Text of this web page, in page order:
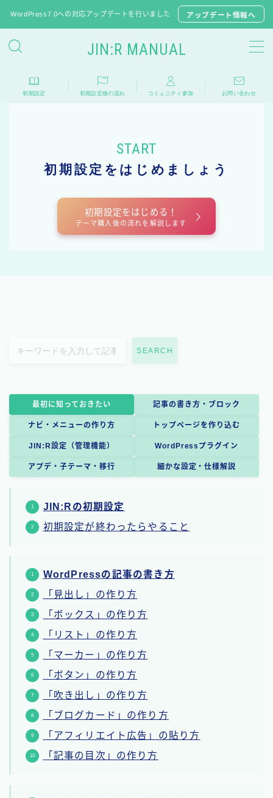
WordPress7.0への対応アップデートを行いました アップデート情報へ
JIN:R MANUAL
JIN:Rの初期設定
子テーマのダウンロード
相談フォーラム
初期設定 初期設定後の流れ コミュニティ参加 お問い合わせ
START
初期設定をはじめましょう
初期設定をはじめる！
テーマ購入後の流れを解説します
SEARCH
最初に知っておきたい 記事の書き方・ブロック
ナビ・メニューの作り方 トップページを作り込む
JIN:R設定（管理機能） WordPressプラグイン
アプデ・子テーマ・移行 細かな設定・仕様解説
JIN:Rの初期設定
初期設定が終わったらやること
WordPressの記事の書き方
「見出し」の作り方
「ボックス」の作り方
「リスト」の作り方
「マーカー」の作り方
「ボタン」の作り方
「吹き出し」の作り方
「ブログカード」の作り方
「アフィリエイト広告」の貼り方
「記事の目次」の作り方